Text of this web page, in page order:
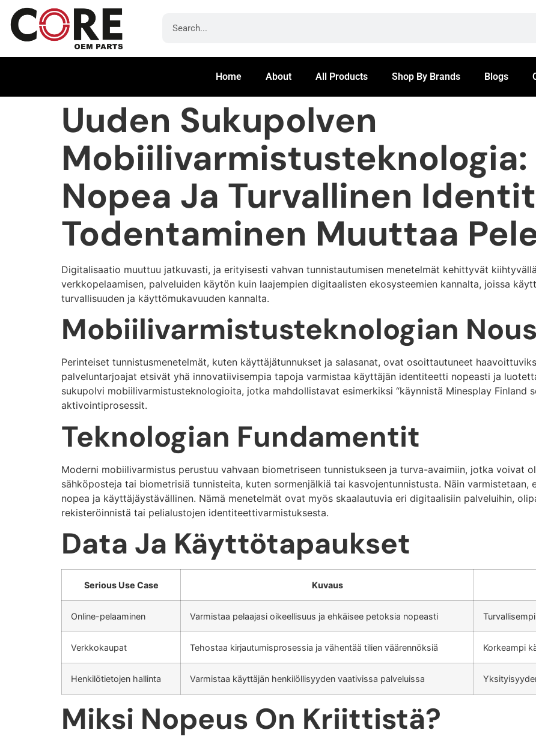
Home About All Products Shop By Brands Blogs
Uuden Sukupolven
Nopea Ja Turvallinen
Todentaminen Muuttaa
Digitalisaatio muuttuu jatkuvasti, ja erityisesti vahvan tunnistautumisen menetelmät kehittyvät
verkkopelaamisen, palveluiden käytön kuin laajempien digitaalisten ekosysteemien kannalta, joissa
turvallisuuden ja käyttömukavuuden kannalta.
Mobiilivarmistusteknologian
Perinteiset tunnistusmenetelmät, kuten käyttäjätunnukset ja salasanat, ovat osoittautuneet
palveluntarjoajat etsivät yhä innovatiivisempia tapoja varmistaa käyttäjän identiteetti nopeasti ja
sukupolvi mobiilivarmistusteknologioita, jotka mahdollistavat esimerkiksi “käynnistä Minesplay Finland
aktivointiprosessit.
Teknologian Fundamentit
Moderni mobiilivarmistus perustuu vahvaan biometriseen tunnistukseen ja turva-avaimiin, jotka voivat
sähköposteja tai biometrisiä tunnisteita, kuten sormenjälkiä tai kasvojentunnistusta. Näin
nopea ja käyttäjäystävällinen. Nämä menetelmät ovat myös skaalautuvia eri digitaalisiin palveluihin,
rekisteröinnistä tai pelialustojen identiteettivarmistuksesta.
Data Ja Käyttötapaukset
Serious Use Case Kuvaus
Online-pelaaminen Varmistaa pelaajasi oikeellisuus ja ehkäisee petoksia nopeasti
Verkkokaupat Tehostaa kirjautumisprosessia ja vähentää tilien väärennöksiä Korkeampi
Henkilötietojen hallinta Varmistaa käyttäjän henkilöllisyyden vaativissa palveluissa
Miksi Nopeus On Kriittistä?